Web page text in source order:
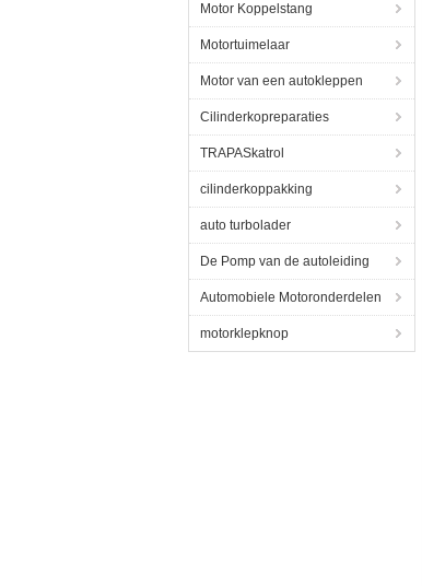
Motor Koppelstang
Motortuimelaar
Motor van een autokleppen
Cilinderkopreparaties
TRAPASkatrol
cilinderkoppakking
auto turbolader
De Pomp van de autoleiding
Automobiele Motoronderdelen
motorklepknop